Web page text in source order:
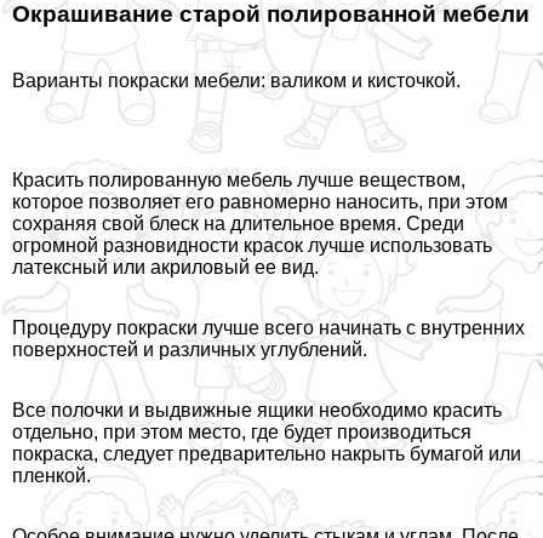
Окрашивание старой полированной мебели
Варианты покраски мебели: валиком и кисточкой.
Красить полированную мебель лучше веществом,
которое позволяет его равномерно наносить, при этом
сохраняя свой блеск на длительное время. Среди
огромной разновидности красок лучше использовать
латексный или акриловый ее вид.
Процедуру покраски лучше всего начинать с внутренних
поверхностей и различных углублений.
Все полочки и выдвижные ящики необходимо красить
отдельно, при этом место, где будет производиться
покраска, следует предварительно накрыть бумагой или
пленкой.